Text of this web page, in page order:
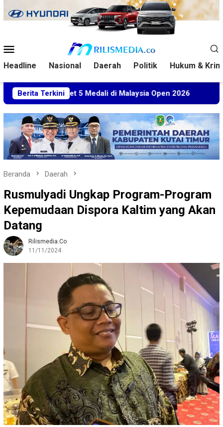
ke
Mobile
Headline Nasional Daerah Politik Hukum &
Berita Terkini
5 Medali di Malaysia Open 2026 Kuasa Hukum
Beranda Daerah
Rusmulyadi Ungkap Program-Program
Kepemudaan Dispora Kaltim yang Akan
Datang
Rilismedia.co
11/11/2024